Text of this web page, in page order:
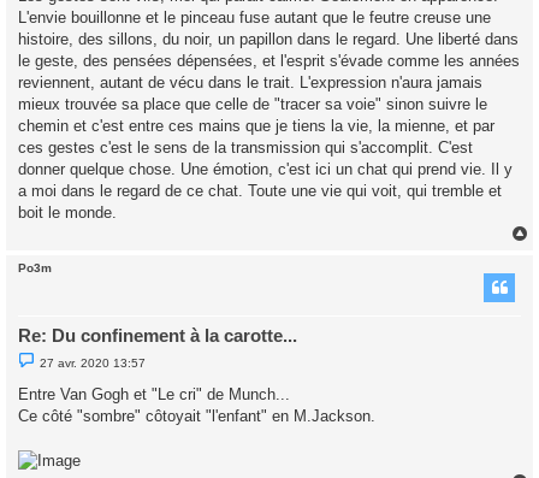
L'envie bouillonne et le pinceau fuse autant que le feutre creuse une
histoire, des sillons, du noir, un papillon dans le regard. Une liberté dans
le geste, des pensées dépensées, et l'esprit s'évade comme les années
reviennent, autant de vécu dans le trait. L'expression n'aura jamais
mieux trouvée sa place que celle de "tracer sa voie" sinon suivre le
chemin et c'est entre ces mains que je tiens la vie, la mienne, et par
ces gestes c'est le sens de la transmission qui s'accomplit. C'est
donner quelque chose. Une émotion, c'est ici un chat qui prend vie. Il y
a moi dans le regard de ce chat. Toute une vie qui voit, qui tremble et
boit le monde.
Po3m
Re: Du confinement à la carotte...
M
e
s
s
a
n
o
27 avr. 2020 13:57
Entre Van Gogh et "Le cri" de Munch...
Ce côté "sombre" côtoyait "l'enfant" en M.Jackson.